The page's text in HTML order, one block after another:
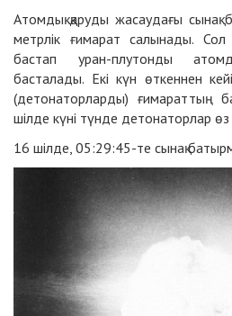
Атомдық қаруды жасаудағы
метрлік ғимарат салынады.
бастап уран-плутонды
басталады. Екі күн өткеннен
(детонаторларды) ғимараттың
шілде күні түнде детонаторлар
16 шілде, 05:29:45-те сынақ